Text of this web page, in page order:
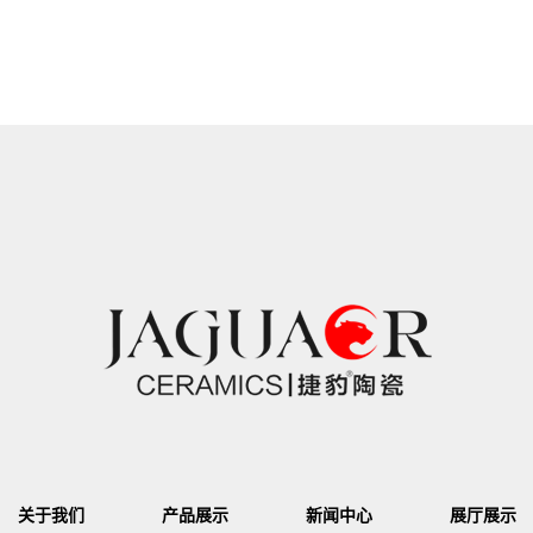
关于我们 产品展示 新闻中心 展厅展示